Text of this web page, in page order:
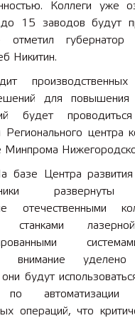
Коллеги уже
15 заводов будут
губернатор
Никитин.
для повышения
будет
Регионального центра
базе Центра
развернуты
отечественными
станками
внимание уделено
будут
по автоматизации
операций, что